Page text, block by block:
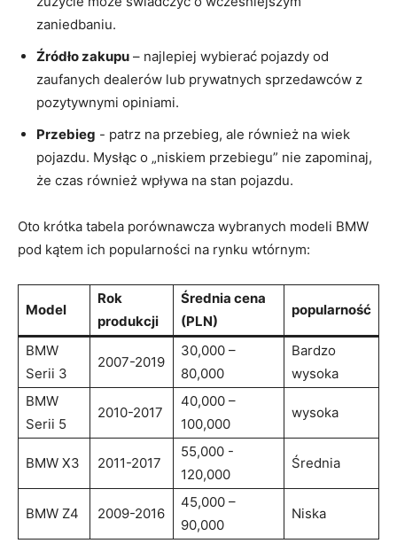
zaniedbaniu.
Źródło zakupu – najlepiej wybierać pojazdy od
zaufanych ‌dealerów lub prywatnych sprzedawców ‍z
⁣pozytywnymi opiniami.
Przebieg -‍ patrz na przebieg, ale również na wiek⁤
pojazdu. Mysłąc o „niskiem ‍przebiegu” nie ‌zapominaj,⁢
że czas również wpływa na⁣ stan pojazdu.
Oto‍ krótka tabela‍ porównawcza wybranych modeli​ BMW
pod ⁤kątem ich popularności ​na rynku wtórnym:
Model
Rok
produkcji
Średnia cena
(PLN)
popularność
BMW‍
Serii 3
2007-2019
30,000⁢ –
80,000
Bardzo​
wysoka
BMW
Serii ⁤5
2010-2017
40,000 –
100,000
wysoka
BMW X3 2011-2017
55,000 ⁤-
120,000
Średnia
BMW ​Z4 2009-2016
45,000 –
90,000
Niska